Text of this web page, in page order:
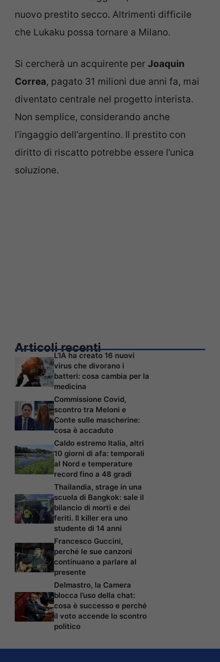
nuovo prestito secco. Altrimenti difficile
che Lukaku possa tornare a Milano.
Si cercherà un acquirente per Joaquin
Correa, pagato 31 milioni due anni fa, mai
diventato centrale nel progetto interista.
Non semplice, considerando anche
l’ingaggio dell’argentino. Il prestito con
diritto di riscatto potrebbe essere l’unica
soluzione.
Articoli recenti
L’IA ha creato 16 nuovi
virus che divorano i
batteri: cosa cambia per la
medicina
Commissione Covid,
scontro tra Meloni e
Conte sulle mascherine:
cosa è accaduto
Caldo estremo Italia, altri
10 giorni di afa: temporali
al Nord e temperature
record fino a 48 gradi
Thailandia, strage in una
scuola di Bangkok: sale il
bilancio di morti e dei
feriti. Il killer era uno
studente di 14 anni
Francesco Guccini,
perché le sue canzoni
continuano a parlare al
presente
Delmastro, la Camera
blocca l’uso della chat:
cosa è successo e perché
il voto accende lo scontro
politico